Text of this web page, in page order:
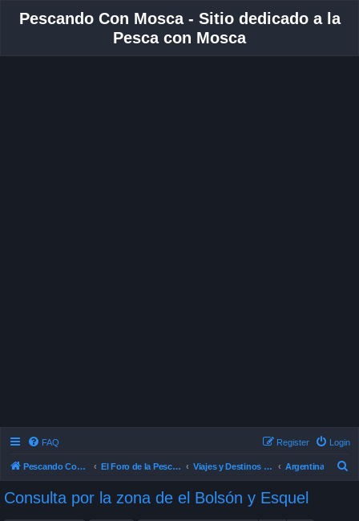
Pescando Con Mosca - Sitio dedicado a la
Pesca con Mosca
FAQ Login
Register
Pescando Con Mosca El Foro de la Pesca con Mosca en Chile Viajes y Destinos de Pesca Argentina
Consulta por la zona de el Bolsón y Esquel